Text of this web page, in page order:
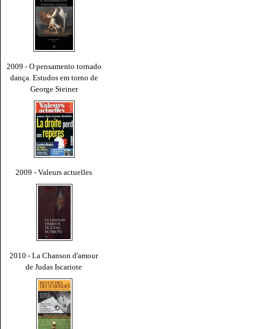
2009 - O pensamento tornado
dança. Estudos em torno de
George Steiner
2009 - Valeurs actuelles
2010 - La Chanson d'amour
de Judas Iscariote